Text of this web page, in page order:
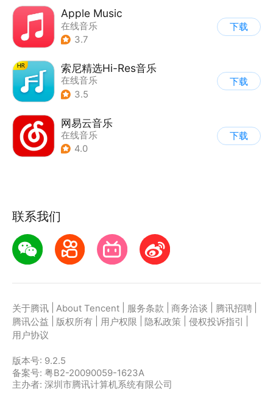
Apple Music
在线音乐
3.7
下载
索尼精选Hi-Res音乐
在线音乐
3.5
下载
网易云音乐
在线音乐
4.0
下载
联系我们
关于腾讯 About Tencent 服务条款 商务洽谈 腾讯招聘
腾讯公益
版权所有 用户权限 隐私政策 侵权投诉指引
用户协议
版本号: 9.2.5
备案号: 粤B2-20090059-1623A
主办者: 深圳市腾讯计算机系统有限公司